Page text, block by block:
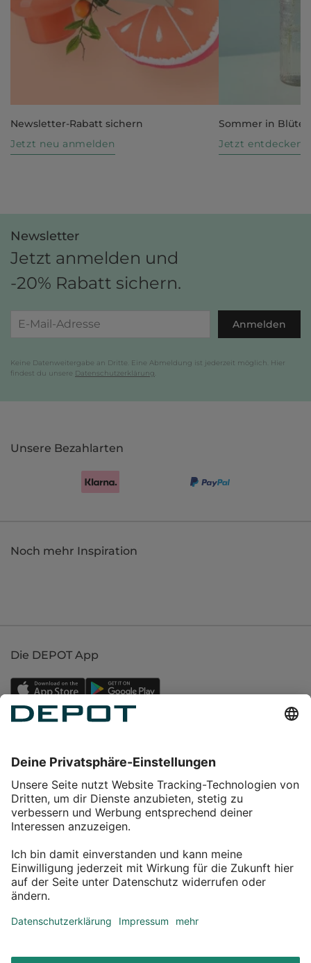
Newsletter-Rabatt sichern
Jetzt neu anmelden
Sommer in Blüte
Jetzt entdecken
Newsletter
Jetzt anmelden und
-20% Rabatt sichern.
Anmelden
Keine Datenweitergabe an Dritte. Eine Abmeldung ist jederzeit möglich. Hier
findest du unsere Datenschutzerklärung
Unsere Bezahlarten
Noch mehr Inspiration
Die DEPOT App
Service
Über DEPOT
Kontakt